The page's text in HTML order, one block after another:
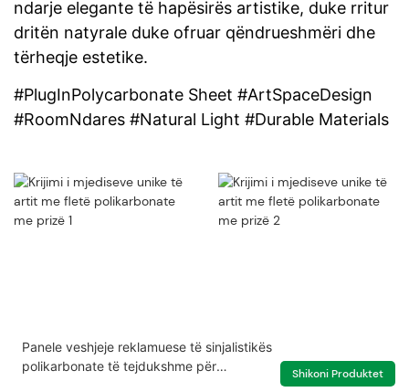
ndarje elegante të hapësirës artistike, duke rritur
dritën natyrale duke ofruar qëndrueshmëri dhe
tërheqje estetike.
#PlugInPolycarbonate Sheet #ArtSpaceDesign
#RoomNdares #Natural Light #Durable Materials
Panele veshjeje reklamuese të sinjalistikës
polikarbonate të tejdukshme për
Shikoni Produktet